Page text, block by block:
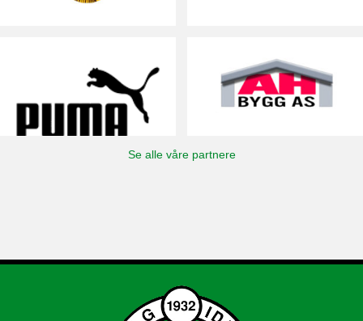
Se alle våre partnere